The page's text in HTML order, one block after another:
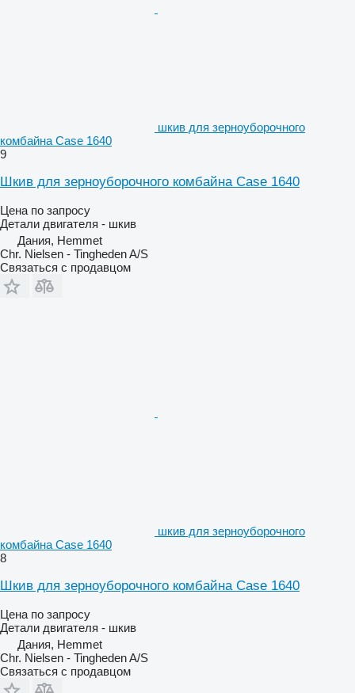
шкив для зерноуборочного
комбайна Case 1640
9
Шкив для зерноуборочного комбайна Case 1640
Цена по запросу
Детали двигателя - шкив
Дания, Hemmet
Chr. Nielsen - Tingheden A/S
Связаться с продавцом
шкив для зерноуборочного
комбайна Case 1640
8
Шкив для зерноуборочного комбайна Case 1640
Цена по запросу
Детали двигателя - шкив
Дания, Hemmet
Chr. Nielsen - Tingheden A/S
Связаться с продавцом